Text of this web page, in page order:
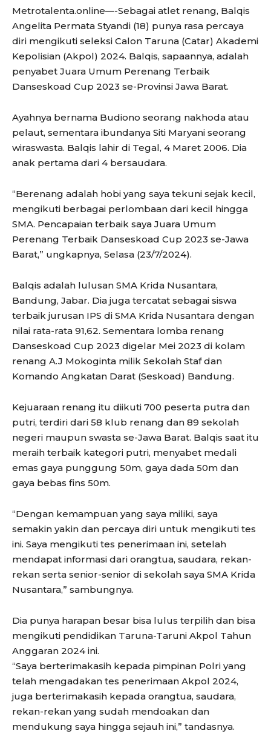
Metrotalenta.online—-Sebagai atlet renang, Balqis
Angelita Permata Styandi (18) punya rasa percaya
diri mengikuti seleksi Calon Taruna (Catar) Akademi
Kepolisian (Akpol) 2024. Balqis, sapaannya, adalah
penyabet Juara Umum Perenang Terbaik
Danseskoad Cup 2023 se-Provinsi Jawa Barat.
Ayahnya bernama Budiono seorang nakhoda atau
pelaut, sementara ibundanya Siti Maryani seorang
wiraswasta. Balqis lahir di Tegal, 4 Maret 2006. Dia
anak pertama dari 4 bersaudara.
“Berenang adalah hobi yang saya tekuni sejak kecil,
mengikuti berbagai perlombaan dari kecil hingga
SMA. Pencapaian terbaik saya Juara Umum
Perenang Terbaik Danseskoad Cup 2023 se-Jawa
Barat,” ungkapnya, Selasa (23/7/2024).
Balqis adalah lulusan SMA Krida Nusantara,
Bandung, Jabar. Dia juga tercatat sebagai siswa
terbaik jurusan IPS di SMA Krida Nusantara dengan
nilai rata-rata 91,62. Sementara lomba renang
Danseskoad Cup 2023 digelar Mei 2023 di kolam
renang A.J Mokoginta milik Sekolah Staf dan
Komando Angkatan Darat (Seskoad) Bandung.
Kejuaraan renang itu diikuti 700 peserta putra dan
putri, terdiri dari 58 klub renang dan 89 sekolah
negeri maupun swasta se-Jawa Barat. Balqis saat itu
meraih terbaik kategori putri, menyabet medali
emas gaya punggung 50m, gaya dada 50m dan
gaya bebas fins 50m.
“Dengan kemampuan yang saya miliki, saya
semakin yakin dan percaya diri untuk mengikuti tes
ini. Saya mengikuti tes penerimaan ini, setelah
mendapat informasi dari orangtua, saudara, rekan-
rekan serta senior-senior di sekolah saya SMA Krida
Nusantara,” sambungnya.
Dia punya harapan besar bisa lulus terpilih dan bisa
mengikuti pendidikan Taruna-Taruni Akpol Tahun
Anggaran 2024 ini.
“Saya berterimakasih kepada pimpinan Polri yang
telah mengadakan tes penerimaan Akpol 2024,
juga berterimakasih kepada orangtua, saudara,
rekan-rekan yang sudah mendoakan dan
mendukung saya hingga sejauh ini,” tandasnya.